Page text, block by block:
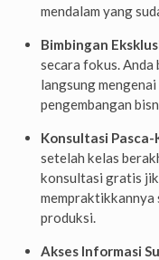
mendalam yang
Bimbingan
secara fokus. Anda
langsung
pengembangan
Konsultasi Pasca-
setelah kelas
konsultasi gratis
mempraktikkannya
produksi.
Akses Informasi